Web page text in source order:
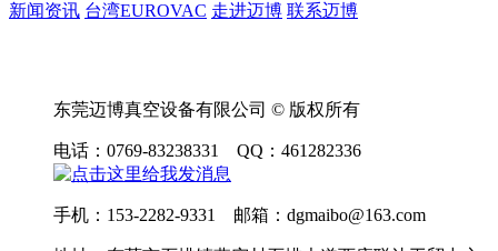
新闻资讯 台湾EUROVAC 走进迈博 联系迈博
东莞迈博真空设备有限公司 © 版权所有
电话：0769-83238331 QQ：461282336
手机：153-2282-9331 邮箱：dgmaibo@163.com